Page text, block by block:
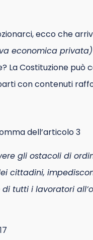
ecco che
economica
La Costituzione
con contenuti
dell’articolo 3
gli ostacoli di
cittadini,
tutti i lavoratori